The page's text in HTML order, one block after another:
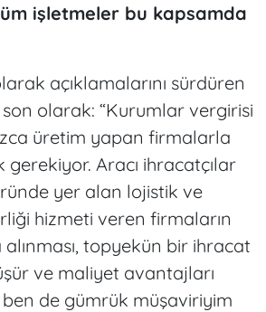
işletmeler bu kapsamda
açıklamalarını sürdüren
son olarak: “Kurumlar vergirisi
üretim yapan firmalarla
gerekiyor. Aracı ihracatçılar
yer alan lojistik ve
hizmeti veren firmaların
topyekün bir ihracat
ve maliyet avantajları
de gümrük müşaviriyim